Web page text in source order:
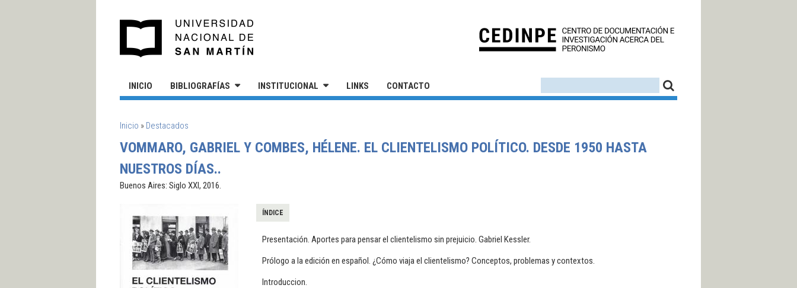
INICIO BIBLIOGRAFÍAS INSTITUCIONAL LINKS CONTACTO
SE ENCUENTRA USTED AQUÍ
Inicio » Destacados
VOMMARO, GABRIEL Y COMBES, HÉLENE. EL CLIENTELISMO POLÍTICO. DESDE 1950 HASTA
NUESTROS DÍAS..
Buenos Aires: Siglo XXI, 2016.
ÍNDICE
Presentación. Aportes para pensar el clientelismo sin prejuicio. Gabriel Kessler.
Prólogo a la edición en español. ¿Cómo viaja el clientelismo? Conceptos, problemas y contextos.
Introduccion.